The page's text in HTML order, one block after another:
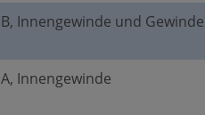
B, Innengewinde und
A, Innengewinde